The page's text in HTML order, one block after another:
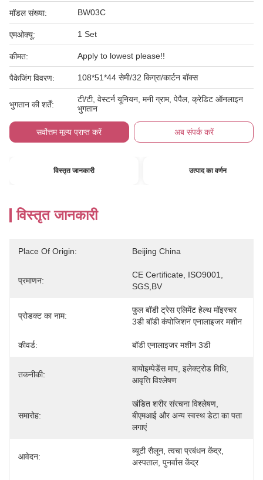
मॉडल संख्या: BW03C
एमओक्यू: 1 Set
कीमत: Apply to lowest please!!
पैकेजिंग विवरण: 108*51*44 सेमी/32 किग्रा/कार्टन बॉक्स
भुगतान की शर्तें:
टी/टी, वेस्टर्न यूनियन, मनी ग्राम, पेपैल, क्रेडिट ऑनलाइन
भुगतान
सर्वोत्तम मूल्य प्राप्त करें अब संपर्क करें
विस्तृत जानकारी उत्पाद का वर्णन
विस्तृत जानकारी
Place Of Origin: Beijing China
प्रमाणन:
CE Certificate, ISO9001,
SGS,BV
प्रोडक्ट का नाम:
फुल बॉडी ट्रेस एलिमेंट हेल्थ मॉइस्चर
3डी बॉडी कंपोजिशन एनालाइजर मशीन
कीवर्ड: बॉडी एनालाइजर मशीन 3डी
तकनीकी:
बायोइम्पेडेंस माप, इलेक्ट्रोड विधि,
आवृत्ति विश्लेषण
समारोह:
खंडित शरीर संरचना विश्लेषण,
बीएमआई और अन्य स्वस्थ डेटा का पता
लगाएं
आवेदन:
ब्यूटी सैलून, त्वचा प्रबंधन केंद्र,
अस्पताल, पुनर्वास केंद्र